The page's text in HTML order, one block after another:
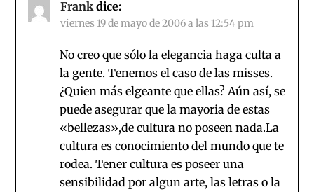
Frank dice:
viernes 19 de mayo de 2006 a las 12:54 pm
No creo que sólo la elegancia haga culta a
la gente. Tenemos el caso de las misses.
¿Quien más elgeante que ellas? Aún así, se
puede asegurar que la mayoria de estas
«bellezas»,de cultura no poseen nada.La
cultura es conocimiento del mundo que te
rodea. Tener cultura es poseer una
sensibilidad por algun arte, las letras o la